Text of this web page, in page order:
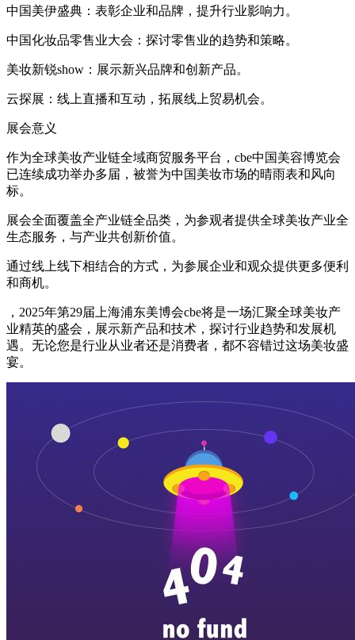
中国美伊盛典：表彰企业和品牌，提升行业影响力。
中国化妆品零售业大会：探讨零售业的趋势和策略。
美妆新锐show：展示新兴品牌和创新产品。
云探展：线上直播和互动，拓展线上贸易机会。
展会意义
作为全球美妆产业链全域商贸服务平台，cbe中国美容博览会
已连续成功举办多届，被誉为中国美妆市场的晴雨表和风向
标。
展会全面覆盖全产业链全品类，为参观者提供全球美妆产业全
生态服务，与产业共创新价值。
通过线上线下相结合的方式，为参展企业和观众提供更多便利
和商机。
，2025年第29届上海浦东美博会cbe将是一场汇聚全球美妆产
业精英的盛会，展示新产品和技术，探讨行业趋势和发展机
遇。无论您是行业从业者还是消费者，都不容错过这场美妆盛
宴。